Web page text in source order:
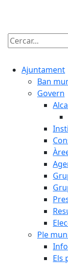
Cercar:
Ajuntament
Ban
Govern
Ple
Els